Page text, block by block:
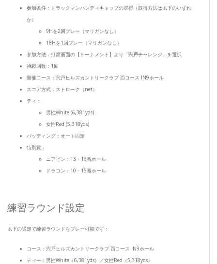
参加条件：トラックマンハンディキャップの取得（取得方法は以下のいずれ
か）
9Hを2回プレー（マリガンなし）
18Hを1回プレー（マリガンなし）
参加方法：打席画面の【トーナメント】より「宍戸チャレンジ」を選択
挑戦回数：1回
開催コース：宍戸ヒルズカントリークラブ 西コース IN9ホール
スコア方式：ストローク（net）
ティ：
男性White (6,381yds)
女性Red (5,318yds)
パッティング：オート固定
特別賞：
ニアピン：13・16番ホール
ドラコン：10・15番ホール
練習ラウンド設定
以下の設定で練習ラウンドをプレー可能です：
コース：宍戸ヒルズカントリークラブ 西コース IN9ホール
ティー：男性White（6,381yds）／女性Red（5,318yds）